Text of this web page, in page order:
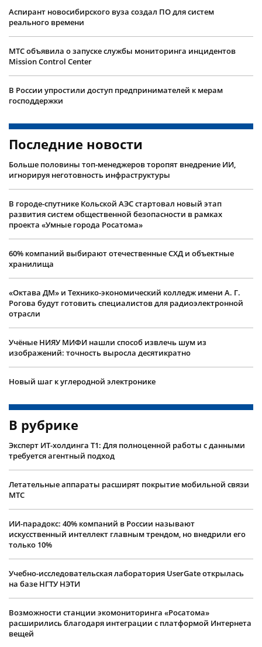
Аспирант новосибирского вуза создал ПО для систем
реального времени
МТС объявила о запуске службы мониторинга инцидентов
Mission Control Center
В России упростили доступ предпринимателей к мерам
господдержки
Последние новости
Больше половины топ-менеджеров торопят внедрение ИИ,
игнорируя неготовность инфраструктуры
В городе-спутнике Кольской АЭС стартовал новый этап
развития систем общественной безопасности в рамках
проекта «Умные города Росатома»
60% компаний выбирают отечественные СХД и объектные
хранилища
«Октава ДМ» и Технико-экономический колледж имени А. Г.
Рогова будут готовить специалистов для радиоэлектронной
отрасли
Учëные НИЯУ МИФИ нашли способ извлечь шум из
изображений: точность выросла десятикратно
Новый шаг к углеродной электронике
В рубрике
Эксперт ИТ-холдинга Т1: Для полноценной работы с данными
требуется агентный подход
Летательные аппараты расширят покрытие мобильной связи
МТС
ИИ-парадокс: 40% компаний в России называют
искусственный интеллект главным трендом, но внедрили его
только 10%
Учебно-исследовательская лаборатория UserGate открылась
на базе НГТУ НЭТИ
Возможности станции экомониторинга «Росатома»
расширились благодаря интеграции с платформой Интернета
вещей